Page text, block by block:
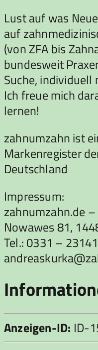
Lust auf was
auf
(von ZFA bis
bundesweit
Suche, individuell
Ich freue mich
lernen!
zahnumzahn ist
Markenregister
Deutschland
Impressum:
zahnumzahn.de
Nowawes 81,
Tel.: 0331 –
Anzeigen-ID: ID-